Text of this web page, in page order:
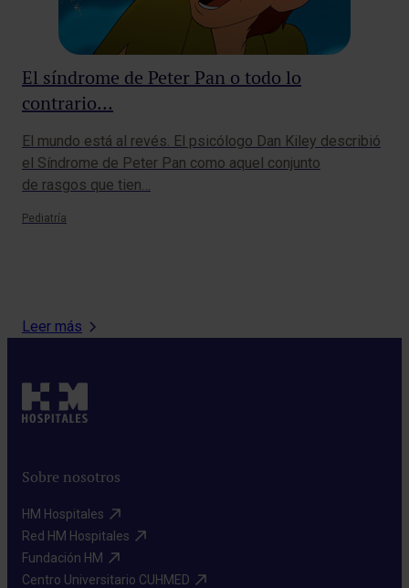
El síndrome de Peter Pan o todo lo
contrario…
El mundo está al revés. El psicólogo Dan Kiley describió
el Síndrome de Peter Pan como aquel conjunto
de rasgos que tien…
Pediatría
Leer más
Sobre nosotros
HM Hospitales​
Red HM Hospitales​
Fundación HM​
Centro Universitario CUHMED​